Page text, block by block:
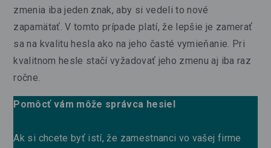
zmenia iba jeden znak, aby si vedeli to nové
zapamätať. V tomto prípade platí, že lepšie je zamerať
sa na kvalitu hesla ako na jeho časté vymieňanie. Pri
kvalitnom hesle stačí vyžadovať jeho zmenu aj iba raz
ročne.
Pomôcť vám môže správca hesiel
Ak si chcete byť istí, že zamestnanci vo vašej firme